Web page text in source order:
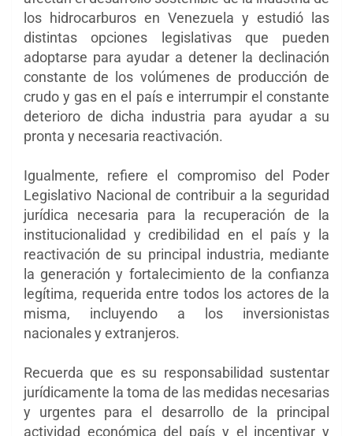
los hidrocarburos en Venezuela y estudió las
distintas opciones legislativas que pueden
adoptarse para ayudar a detener la declinación
constante de los volúmenes de producción de
crudo y gas en el país e interrumpir el constante
deterioro de dicha industria para ayudar a su
pronta y necesaria reactivación.
Igualmente, refiere el compromiso del Poder
Legislativo Nacional de contribuir a la seguridad
jurídica necesaria para la recuperación de la
institucionalidad y credibilidad en el país y la
reactivación de su principal industria, mediante
la generación y fortalecimiento de la confianza
legítima, requerida entre todos los actores de la
misma, incluyendo a los inversionistas
nacionales y extranjeros.
Recuerda que es su responsabilidad sustentar
jurídicamente la toma de las medidas necesarias
y urgentes para el desarrollo de la principal
actividad económica del país y el incentivar y